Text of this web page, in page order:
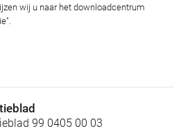
wij u naar het downloadcentrum
99 0405 00 03